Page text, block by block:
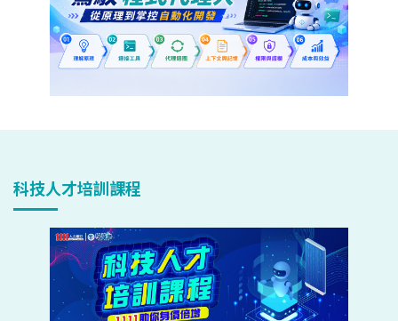
科技人才培訓課程